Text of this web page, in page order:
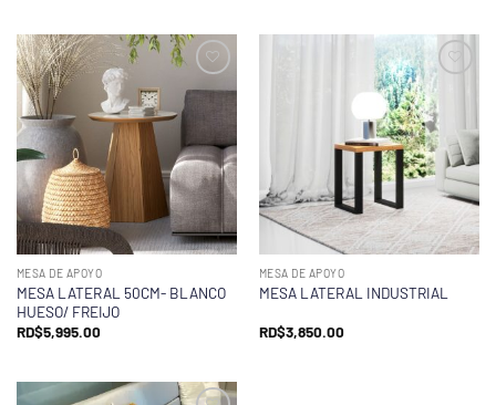
MESA DE APOYO
MESA LATERAL 50CM- BLANCO
HUESO/ FREIJO
RD$5,995.00
MESA DE APOYO
MESA LATERAL INDUSTRIAL
RD$3,850.00